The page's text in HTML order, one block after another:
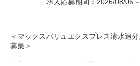
＜マックスバリュエクスプレス清水追
募集＞